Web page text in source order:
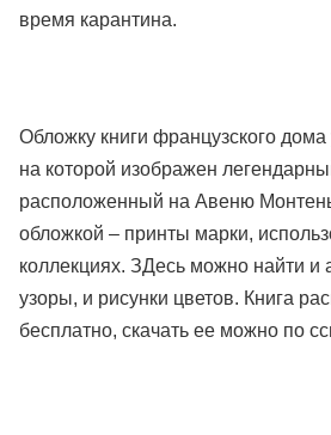
время карантина.
Обложку книги французского дома
на которой изображен
расположенный на Авеню
обложкой – принты марки,
коллекциях. ЗДесь можно найти и
узоры, и рисунки цветов. Книга
бесплатно, скачать ее можно по